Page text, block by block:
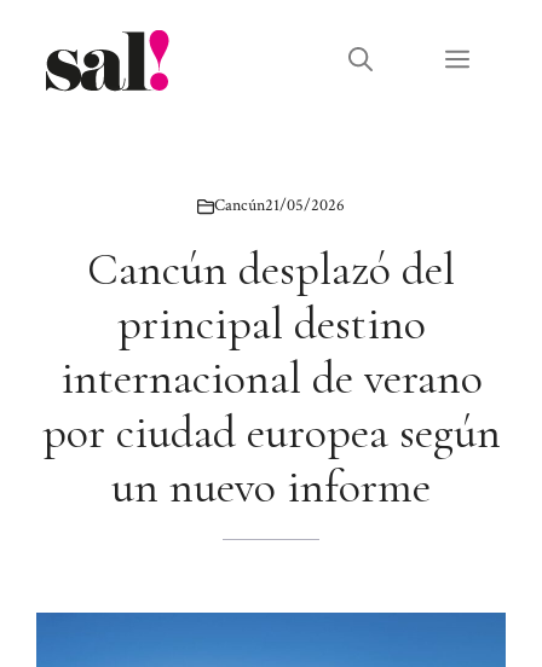
contenido
Menú
Cancún21/05/2026
Cancún desplazó del
principal destino
internacional de verano
por ciudad europea según
un nuevo informe